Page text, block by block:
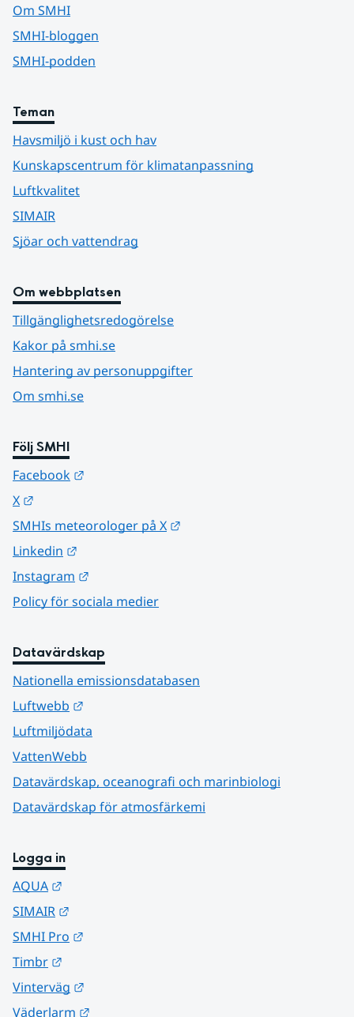
Om SMHI
SMHI-bloggen
SMHI-podden
Teman
Havsmiljö i kust och hav
Kunskapscentrum för klimatanpassning
Luftkvalitet
SIMAIR
Sjöar och vattendrag
Om webbplatsen
Tillgänglighetsredogörelse
Kakor på smhi.se
Hantering av personuppgifter
Om smhi.se
Följ SMHI
Facebook
X
SMHIs meteorologer på X
Linkedin
Instagram
Policy för sociala medier
Datavärdskap
Nationella emissionsdatabasen
Luftwebb
Luftmiljödata
VattenWebb
Datavärdskap, oceanografi och marinbiologi
Datavärdskap för atmosfärkemi
Logga in
AQUA
SIMAIR
SMHI Pro
Timbr
Vinterväg
Väderlarm